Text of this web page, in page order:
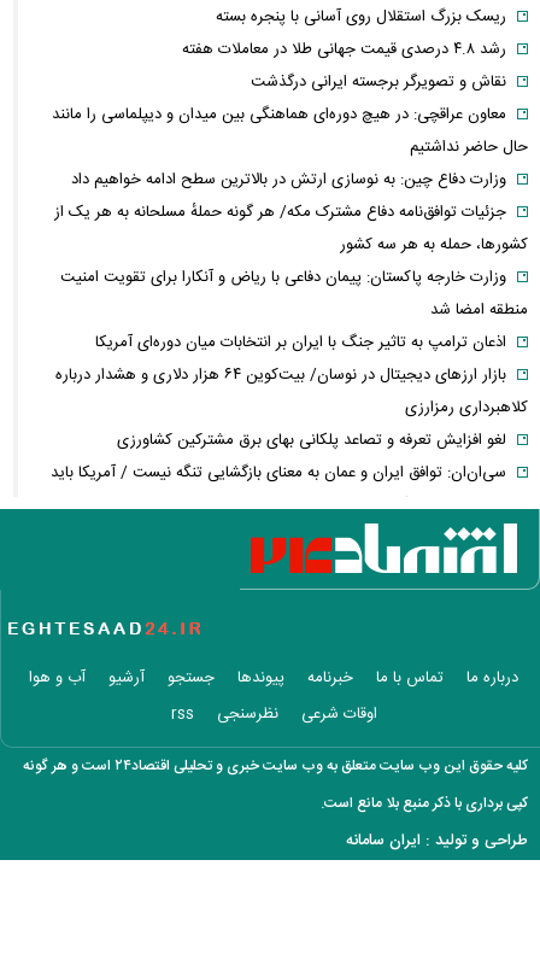
ریسک بزرگ استقلال روی آسانی با پنجره بسته
رشد ۴.۸ درصدی قیمت جهانی طلا در معاملات هفته
نقاش و تصویرگر برجسته ایرانی درگذشت
معاون عراقچی: در هیچ دوره‌ای هماهنگی بین میدان و دیپلماسی را مانند
حال حاضر نداشتیم
وزارت دفاع چین: به نوسازی ارتش در بالاترین سطح ادامه خواهیم داد
جزئیات توافق‌نامه دفاع مشترک مکه/ هر گونه حملهٔ مسلحانه به هر یک از
کشورها، حمله به هر سه کشور
وزارت خارجه پاکستان: پیمان دفاعی با ریاض و آنکارا برای تقویت امنیت
منطقه امضا شد
اذعان ترامپ به تاثیر جنگ با ایران بر انتخابات میان دوره‌ای آمریکا
بازار ارزهای دیجیتال در نوسان/ بیت‌کوین ۶۴ هزار دلاری و هشدار درباره
کلاهبرداری رمزارزی
لغو افزایش تعرفه و تصاعد پلکانی بهای برق مشترکین کشاورزی
سی‌ان‌ان: توافق ایران و عمان به معنای بازگشایی تنگه نیست / آمریکا باید
شروط بیشتری را برآورده کند
فعال‌سازی کیف پول ایران با یک کد دستوری/ انتقال وجه با شماره تلفن
همراه
فوری/ جزئیات جدید از مذاکرات تنگه هرمز/ انطباق با حقوق بین‌الملل و
ممنوعیت عبور ناوهای آمریکا
فیلم/ توصیه رهبر شهید درباره احتمال اسارت مجتبی و مصطفی خامنه ای
محمد مهاجری: برخی روحانیون نمره اخلاقشان صفر است / لباس دین را
آلوده نکنید
فیلم/ سخنرانی دیده نشده آیت الله هاشمی درباره آتش بس و پذیرش قطع
درباره ما تماس با ما خبرنامه پیوندها جستجو آرشیو
آب و هوا
اوقات شرعی
نظرسنجی rss
کلیه حقوق این وب سایت متعلق به وب سایت خبری و تحلیلی اقتصاد۲۴ است و هر گونه
کپی برداری با ذکر منبع بلا مانع است.
طراحی و تولید : ایران سامانه